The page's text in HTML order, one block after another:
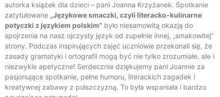
autorka książek dla dzieci – pani Joanna Krzyżanek. Spotkanie
zatytułowane „Językowe smaczki, czyli literacko-kulinarne
potyczki z językiem polskim” było niesamowitą okazją do
spojrzenia na nasz ojczysty język od zupełnie innej, „smakowitej”
strony. Podczas inspirujących zajęć uczniowie przekonali się, że
zasady gramatyki i ortografii mogą być nie tylko zrozumiałe, ale i
niezwykle apetyczne! Serdecznie dziękujemy pani Joannie za
pasjonujące spotkanie, pełne humoru, literackich zagadek i
kreatywnej zabawy z polszczyzną. To była wspaniała i bardzo